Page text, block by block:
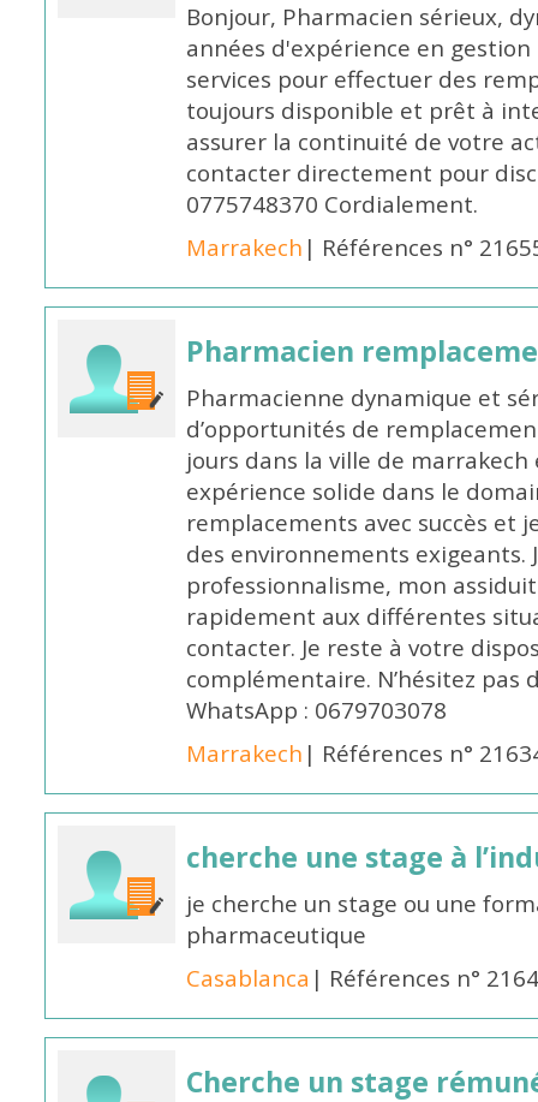
Bonjour, Pharmacien sérieux,
années d'expérience en
services pour effectuer des
toujours disponible et prêt à
assurer la continuité de votre
contacter directement pour
0775748370 Cordialement.
Marrakech | Références n°
Pharmacien
Pharmacienne dynamique et
d’opportunités de
jours dans la ville de marrakech
expérience solide dans le
remplacements avec succès et
des environnements exigeants.
professionnalisme, mon
rapidement aux différentes
contacter. Je reste à votre
complémentaire. N’hésitez
WhatsApp : 0679703078
Marrakech | Références n°
cherche une stage à
je cherche un stage ou une
pharmaceutique
Casablanca | Références n°
Cherche un stage